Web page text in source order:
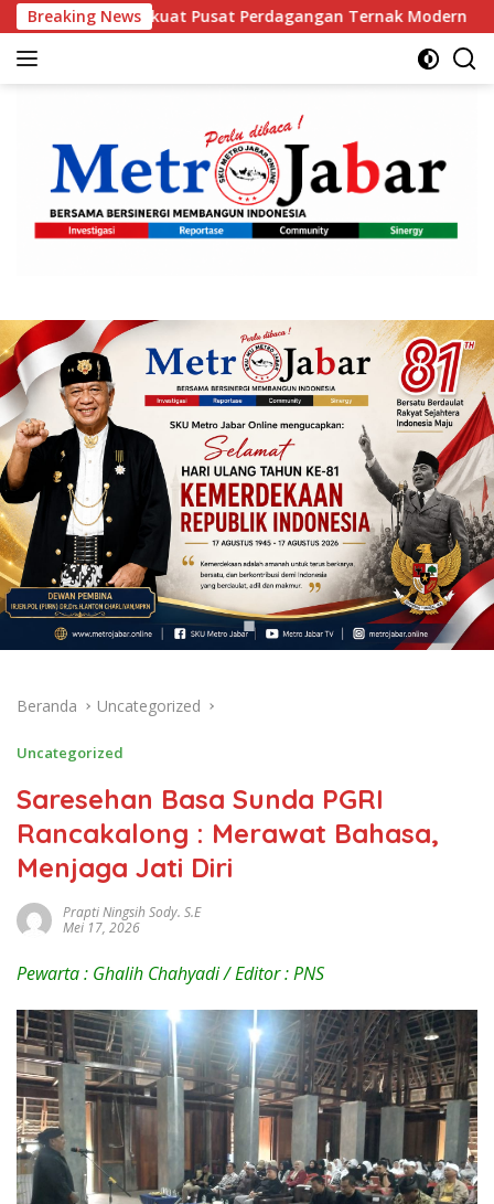
Langsung
ke
konten
Breaking News
Pusat Perdagangan Ternak Modern Orang Tua
Beranda Uncategorized
Uncategorized
Saresehan Basa Sunda PGRI
Rancakalong : Merawat Bahasa,
Menjaga Jati Diri
Prapti Ningsih Sody. S.E
Mei 17, 2026
Pewarta : Ghalih Chahyadi / Editor : PNS